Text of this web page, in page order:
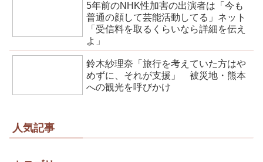
5年前のNHK性加害の出演者は「今も
普通の顔して芸能活動してる」ネット
「受信料を取るくらいなら詳細を伝え
よ」
鈴木紗理奈「旅行を考えていた方はや
めずに、それが支援」 被災地・熊本
への観光を呼びかけ
人気記事